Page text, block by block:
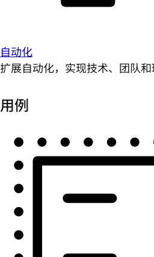
自动化
扩展自动化，实现技术、团队和
用例